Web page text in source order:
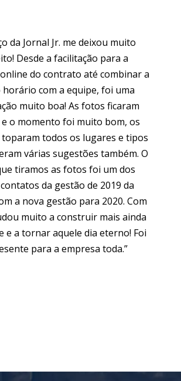
da Jornal Jr. me deixou muito
Desde a facilitação para a
do contrato até combinar a
horário com a equipe, foi uma
muito boa! As fotos ficaram
o momento foi muito bom, os
todos os lugares e tipos
várias sugestões também. O
tiramos as fotos foi um dos
da gestão de 2019 da
a nova gestão para 2020. Com
muito a construir mais ainda
e a tornar aquele dia eterno! Foi
para a empresa toda.”